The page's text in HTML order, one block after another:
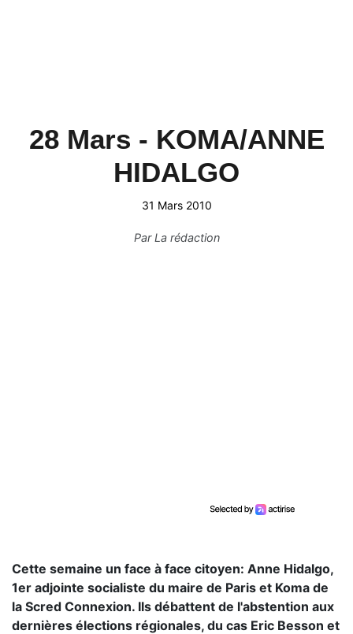
28 Mars - KOMA/ANNE
HIDALGO
31 Mars 2010
ParLa rédaction
Cette semaine un face à face citoyen: Anne Hidalgo,
1er adjointe socialiste du maire de Paris et Koma de
la Scred Connexion. Ils débattent de l'abstention aux
dernières élections régionales, du cas Eric Besson et